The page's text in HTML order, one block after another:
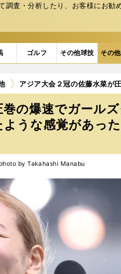
調査・分析したり、お客様にお
ゴルフ その他球技 その
アジア大会２冠の佐藤水菜が
の爆速でガール
うな感覚があった
by Takahashi Manabu